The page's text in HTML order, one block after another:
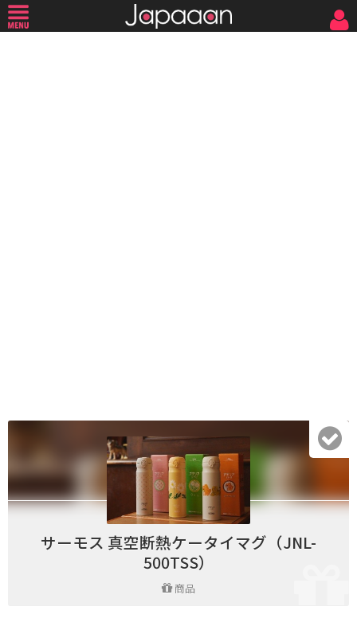
サーモス 真空断熱ケータイマグ（JNL-
500TSS）
商品